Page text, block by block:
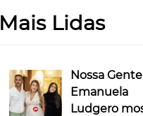
Mais Lidas
Nossa
Emanuela
Ludgero